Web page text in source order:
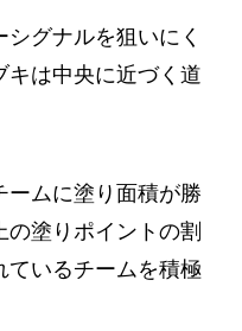
シグナルを狙いにく
キは中央に近づく道
ームに塗り面積が勝
の塗りポイントの割
ているチームを積極